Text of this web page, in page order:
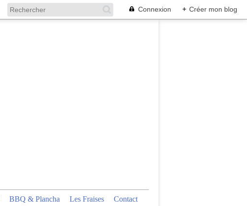
Connexion + Créer mon blog
BBQ & Plancha Les Fraises Contact